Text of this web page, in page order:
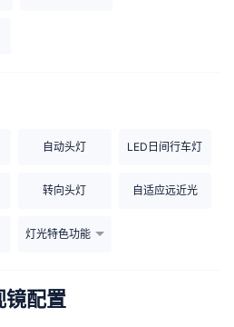
自动头灯 LED日间行车灯
转向头灯 自适应远近光
灯光特色功能
镜配置